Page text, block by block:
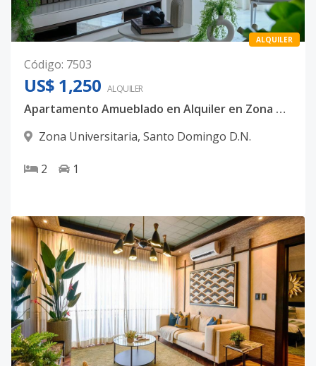
ALQUILER
Código: 7503
US$ 1,250 ALQUILER
Apartamento Amueblado en Alquiler en Zona Universitaria | 2 Hab | Torre con Amenidades
Zona Universitaria, Santo Domingo D.N.
2 1